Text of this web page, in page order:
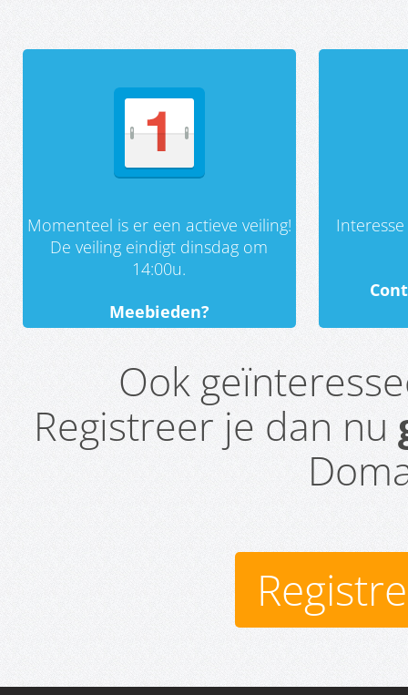
Momenteel is er een actieve veiling!
De veiling eindigt dinsdag om
14:00u.
Meebieden?
Ook
Registreer je dan nu